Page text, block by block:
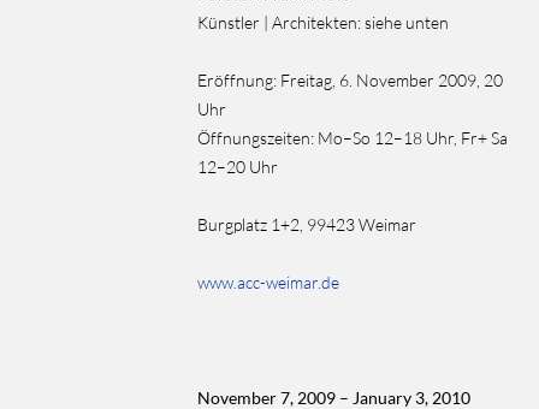
Künstler | Architekten:siehe unten
Eröffnung: Freitag, 6. November 2009, 20
Uhr
Öffnungszeiten: Mo–So 12–18 Uhr, Fr+ Sa
12–20 Uhr
Burgplatz 1+2, 99423 Weimar
www.acc-weimar.de
November 7, 2009 – January 3, 2010